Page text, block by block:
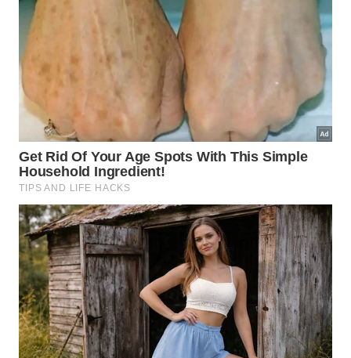
Primeiro, espere o forno esfriar completamente e retire
restos de comida, gordura solta e migalhas. -
Imagem
Hortelã, louro ou casca de limão:
qual usar?
A hortelã é melhor quando a intenção é deixar
sensação fresca e limpa após gordura leve. O louro
tem aroma mais seco e herbal, enquanto a casca de
limão traz perfume cítrico mais direto, bom para
cheiro de peixe, fritura e
molhos fortes